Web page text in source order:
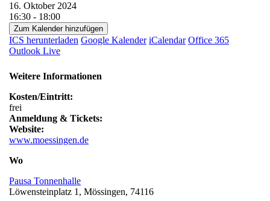
16. Oktober 2024
16:30 - 18:00
Zum Kalender hinzufügen
ICS herunterladen Google Kalender iCalendar Office 365
Outlook Live
Weitere Informationen
Kosten/Eintritt:
frei
Anmeldung & Tickets:
Website:
www.moessingen.de
Wo
Pausa Tonnenhalle
Löwensteinplatz 1, Mössingen, 74116